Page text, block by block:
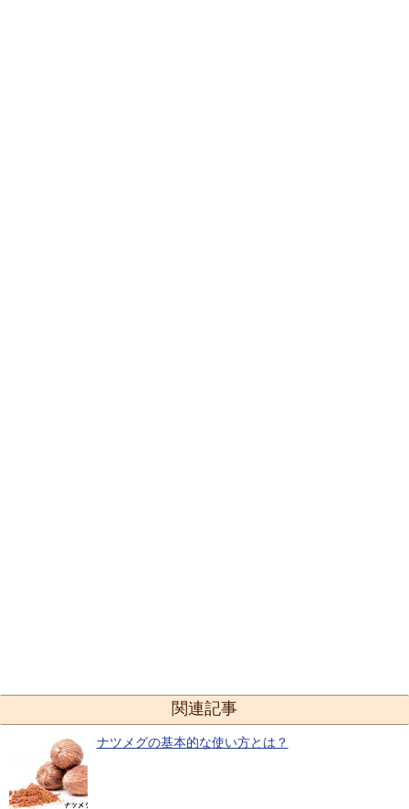
関連記事
ナツメグの基本的な使い方とは？